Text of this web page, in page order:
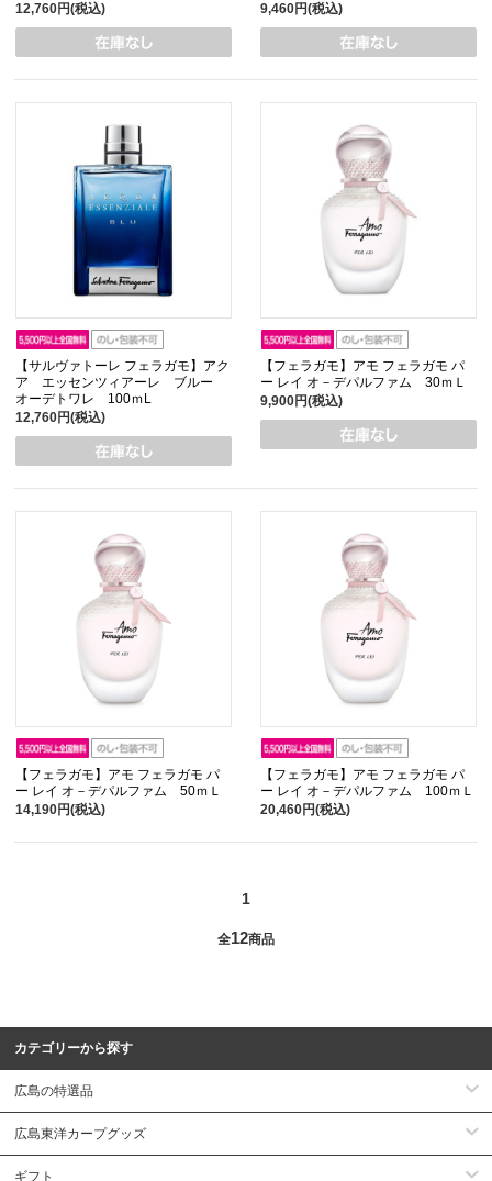
12,760円(税込)
9,460円(税込)
【サルヴァトーレ フェラガモ】アク
ア エッセンツィアーレ ブルー
オーデトワレ 100ｍL
12,760円(税込)
【フェラガモ】アモ フェラガモ パ
ー レイ オ－デパルファム 30ｍＬ
9,900円(税込)
【フェラガモ】アモ フェラガモ パ
ー レイ オ－デパルファム 50ｍＬ
14,190円(税込)
【フェラガモ】アモ フェラガモ パ
ー レイ オ－デパルファム 100ｍＬ
20,460円(税込)
1
全12商品
カテゴリーから探す
広島の特選品
広島東洋カープグッズ
ギフト